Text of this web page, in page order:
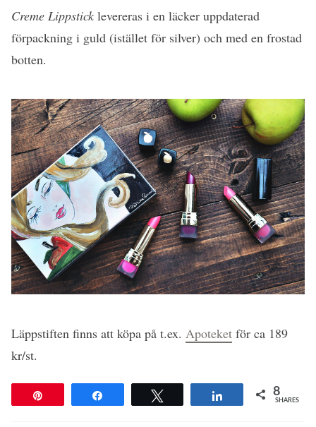
Creme Lippstick levereras i en läcker uppdaterad
förpackning i guld (istället för silver) och med en frostad
botten.
Läppstiften finns att köpa på t.ex. Apoteket för ca 189
kr/st.
Share 8
SHARES